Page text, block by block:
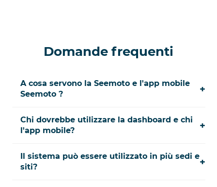
Domande frequenti
A cosa servono la Seemoto e l'app mobile
Seemoto ?
+
Chi dovrebbe utilizzare la dashboard e chi
l'app mobile?
+
Il sistema può essere utilizzato in più sedi e
siti?
+